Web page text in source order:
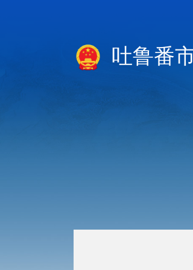
吐鲁番